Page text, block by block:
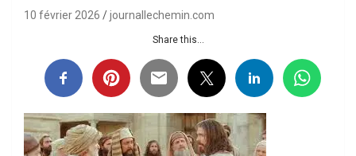
10 février 2026 journallechemin.com
Share this...